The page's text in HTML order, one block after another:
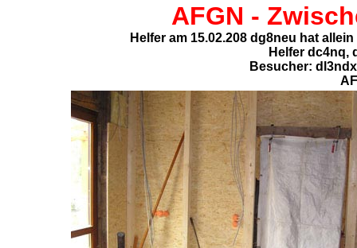
AFGN -
Helfer am 15.02.208 dg8neu hat
Helfer dc4nq,
Besucher: